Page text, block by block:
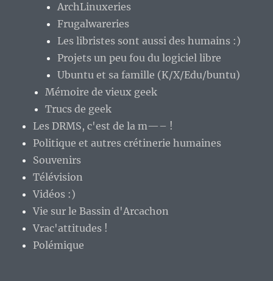
ArchLinuxeries
Frugalwareries
Les libristes sont aussi des humains :)
Projets un peu fou du logiciel libre
Ubuntu et sa famille (K/X/Edu/buntu)
Mémoire de vieux geek
Trucs de geek
Les DRMS, c'est de la m—– !
Politique et autres crétinerie humaines
Souvenirs
Télévision
Vidéos :)
Vie sur le Bassin d'Arcachon
Vrac'attitudes !
Polémique